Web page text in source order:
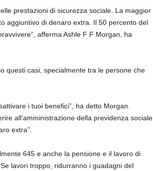
prestazioni di sicurezza sociale. La maggior
aggiuntivo di denaro extra. Il 50 percento del
afferma Ashle F F Morgan, ha
questi casi, specialmente tra le persone che
i tuoi benefici”, ha detto Morgan.
all’amministrazione della previdenza sociale
extra”.
645 e anche la pensione e il lavoro di
lavori troppo, ridurranno i guadagni del